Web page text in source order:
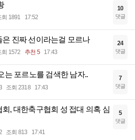
회 1891 17:52
10
댓글
은 진짜 선이라는걸 모르나
회 1572 추천 5 17:43
24
댓글
는 포르노를 검색한 남자..
조회 2318 17:43
7
댓글
, 대한축구협회 성 접대 의혹 심
조회 813 17:41
5
댓글